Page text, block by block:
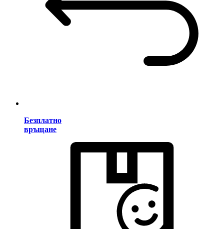
Безплатно
връщане